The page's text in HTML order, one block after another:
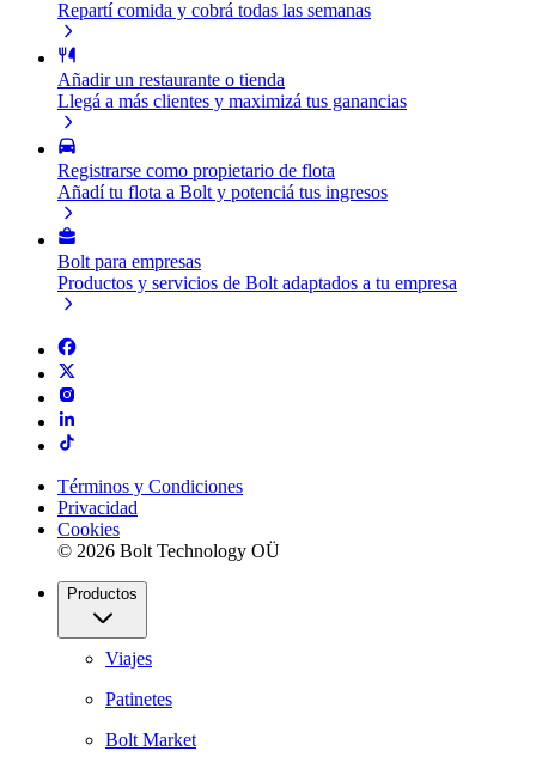
Repartí comida y cobrá todas las semanas
Añadir un restaurante o tienda
Llegá a más clientes y maximizá tus ganancias
Registrarse como propietario de flota
Añadí tu flota a Bolt y potenciá tus ingresos
Bolt para empresas
Productos y servicios de Bolt adaptados a tu empresa
Términos y Condiciones
Privacidad
Cookies
© 2026 Bolt Technology OÜ
Productos
Viajes
Patinetes
Bolt Market